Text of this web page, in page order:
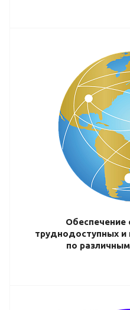
Обеспечение
труднодоступных
по